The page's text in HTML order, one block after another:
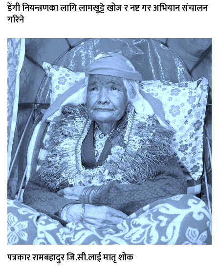
डेंगी नियन्त्रणका लागि लामखुट्टे खोज र नष्ट गर अभियान संचालन
गरिने
पत्रकार रामबहादुर जि.सी.लाई मातृ शोक